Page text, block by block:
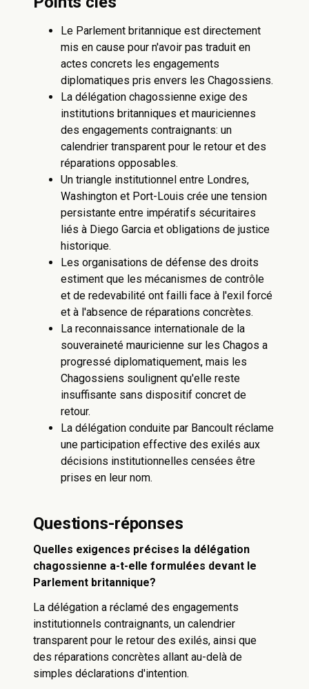
Le Parlement britannique est directement
mis en cause pour n'avoir pas traduit en
actes concrets les engagements
diplomatiques pris envers les Chagossiens.
La délégation chagossienne exige des
institutions britanniques et mauriciennes
des engagements contraignants: un
calendrier transparent pour le retour et des
réparations opposables.
Un triangle institutionnel entre Londres,
Washington et Port-Louis crée une tension
persistante entre impératifs sécuritaires
liés à Diego Garcia et obligations de justice
historique.
Les organisations de défense des droits
estiment que les mécanismes de contrôle
et de redevabilité ont failli face à l'exil forcé
et à l'absence de réparations concrètes.
La reconnaissance internationale de la
souveraineté mauricienne sur les Chagos a
progressé diplomatiquement, mais les
Chagossiens soulignent qu'elle reste
insuffisante sans dispositif concret de
retour.
La délégation conduite par Bancoult réclame
une participation effective des exilés aux
décisions institutionnelles censées être
prises en leur nom.
Questions-réponses
Quelles exigences précises la délégation
chagossienne a-t-elle formulées devant le
Parlement britannique?
La délégation a réclamé des engagements
institutionnels contraignants, un calendrier
transparent pour le retour des exilés, ainsi que
des réparations concrètes allant au-delà de
simples déclarations d'intention.